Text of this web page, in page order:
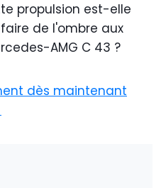
propulsion est-elle
de l'ombre aux
AMG C 43 ?
dès maintenant